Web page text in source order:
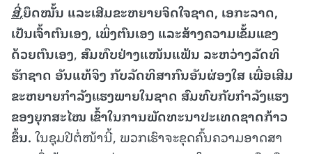
ສີ່,ຍຶດໝັ້ນ ແລະເສີມຂະຫຍາຍຈິດໃຈຊາດ, ເອກະລາດ,
ເປັນເຈົ້າຕົນເອງ, ເພິ່ງຕົນເອງ ແລະສ້າງຄວາມເຂັ້ມແຂງ
ດ້ວຍຕົນເອງ, ສົມທົບຢ່າງແໜ້ນແຟ້ນ ລະຫວ່າງລັດທິ
ຮັກຊາດ ອັນແທ້ຈິງ ກັບລັດທິສາກົນອັນຜ່ອງໃສ ເພື່ອເສີມ
ຂະຫຍາຍກຳລັງແຮງພາຍໃນຊາດ ສົມທົບກັບກໍາລັງແຮງ
ຂອງຍຸກສະໄໝ ເຂົ້າໃນການພັດທະນາປະເທດຊາດກ້າວ
ຂຶ້ນ. ໃນຊຸມປີຕໍ່ໜ້ານີ້, ພວກເຮົາຈະຂຸດຄົ້ນຄວາມອາດສາ